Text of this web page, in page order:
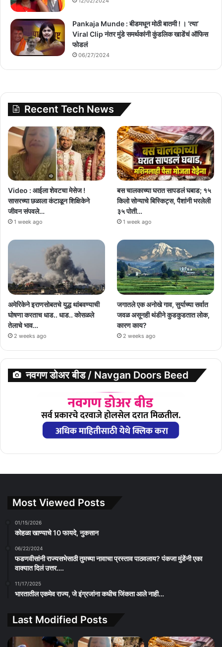
Pankaja Munde : बीडमधून मोठी बातमी ! । ‘त्या’
Viral Clip नंतर मुंडे समर्थकांनी कुंडलिक खाडेंचं ऑफिस
फोडलं
06/27/2024
Recent Tech News
Video : आईला शेवटचा मेसेज !
सासरच्या छळाला कंटाळून शिक्षिकेने
जीवन संपवले…
1 week ago
बस चालकाच्या घरात सापडलं घबाड; १५
किलो सोन्याचे बिस्किट्स, पैशांनी भरलेली
३५ पोती…
1 week ago
अमेरिकेने इराणसोबतचे युद्ध थांबवण्याची
घोषणा करताच धाड.. धाड.. कोसळले
तेलाचे भाव…
2 weeks ago
जगातले एक अनोखे गाव, सुर्याच्या सर्वात
जवळ असूनही थंडीने कुडकुडतात लोक,
कारण काय?
2 weeks ago
नवगण डोअर बीड / Navgan Doors Beed
Most Viewed Posts
01/15/2026
कोहळा खाण्याचे 10 फायदे, नुकसान
06/22/2024
फडणवीसांनी राज्यसभेसाठी तुमच्या नावाचा प्रस्ताव पाठवलाय? पंकजा मुंडेंनी एका
वाक्यात दिलं उत्तर….
11/17/2025
भारतातील एकमेव राज्य, जे इंग्रजांना कधीच जिंकता आले नाही…
Last Modified Posts